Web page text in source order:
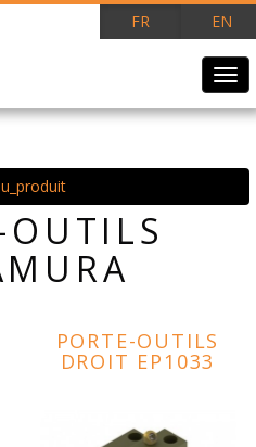
FR EN
OUTILS
PORTE-OUTILS
DROIT EP1033